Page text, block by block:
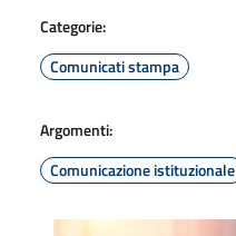
Categorie:
Comunicati stampa
Argomenti:
Comunicazione istituzionale